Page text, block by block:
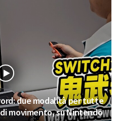
due modalità per tutte
movimento, su Nintendo